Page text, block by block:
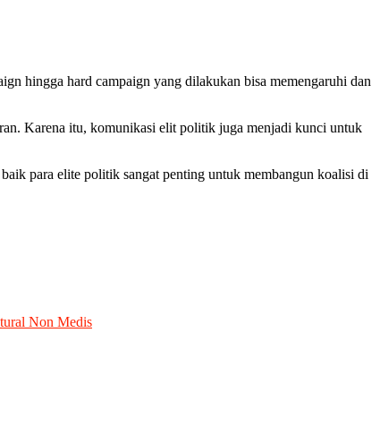
hingga hard campaign yang dilakukan bisa memengaruhi dan
Karena itu, komunikasi elit politik juga menjadi kunci untuk
para elite politik sangat penting untuk membangun koalisi di
Non Medis